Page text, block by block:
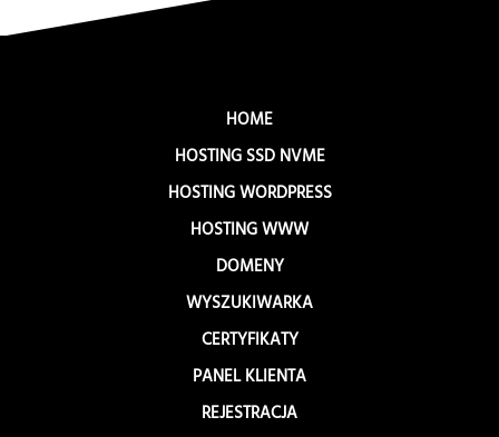
HOME
HOSTING SSD NVME
HOSTING WORDPRESS
HOSTING WWW
DOMENY
WYSZUKIWARKA
CERTYFIKATY
PANEL KLIENTA
REJESTRACJA